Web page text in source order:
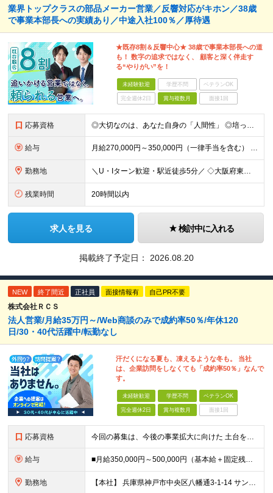
業界トップクラスの部品メーカー営業／反響対応がキホン／38歳
で事業本部長への実績あり／中途入社100％／厚待遇
★既存8割＆反響中心★ 38歳で事業本部長への道
も！ 数字の追求ではなく、 顧客と深く伴走す
る“やりがい”を！
未経験歓迎 学歴不問 ベテランOK
完全週休2日 賞与複数月 面接1回
応募資格 ◎大切なのは、あなた自身の「人間性」 ◎培ったスキル・経験を活かせる！ ◎専門知識ゼロから新たなフィールドへチャレンジ ～～～～～～～～～～～～～～～ ＜必須となる条件は以下の通りです★＞ ■【普通
給与 月給270,000円～350,000円（一律手当を含む） ※給与は経験・能力等を考慮の上、決定します。 ■昇給：1回（4月） ■賞与：年2回（6月、12月） ※業績に応じて支給／10期連続で支給実績
勤務地 ＼U・Iターン歓迎・駅近徒歩5分／ ◇大阪府東大阪市長田東3-3-32 東洋交易ビル6F
残業時間 20時間以内
求人を見る 検討中に入れる
掲載終了予定日： 2026.08.20
NEW 終了間近 正社員 面接情報有 自己PR不要
株式会社ＲＣＳ
法人営業/月給35万円～/Web商談のみで成約率50％/年休120
日/30・40代活躍中/転勤なし
汗だくになる夏も、凍えるような冬も。 当社
は、企業訪問をしなくても「成約率50％」なんで
す。
未経験歓迎 学歴不問 ベテランOK
完全週休2日 賞与複数月 面接1回
応募資格 今回の募集は、今後の事業拡大に向けた 土台を築いていくための"増員"募集です。 急な欠員や業務過多が理由の急募ではなく、 先を見据えた『育成前提』の採用なので、 少しでも興味があればぜひご応募くださ
給与 ■月給350,000円～500,000円（基本給＋固定残業代＋その他手当）＋インセンティブ ∟基本給268,400円～411,700円 固定残業代57,600円～88,300円（28時間分）
勤務地 【本社】 兵庫県神戸市中央区八幡通3-1-14 サンシポートビル6F ★転居を伴う転勤はありません ＜アクセス＞ ・海岸線「三宮・花時計前駅」より徒歩2分 ・阪神本線「神戸三宮駅」より徒歩6分 ・阪